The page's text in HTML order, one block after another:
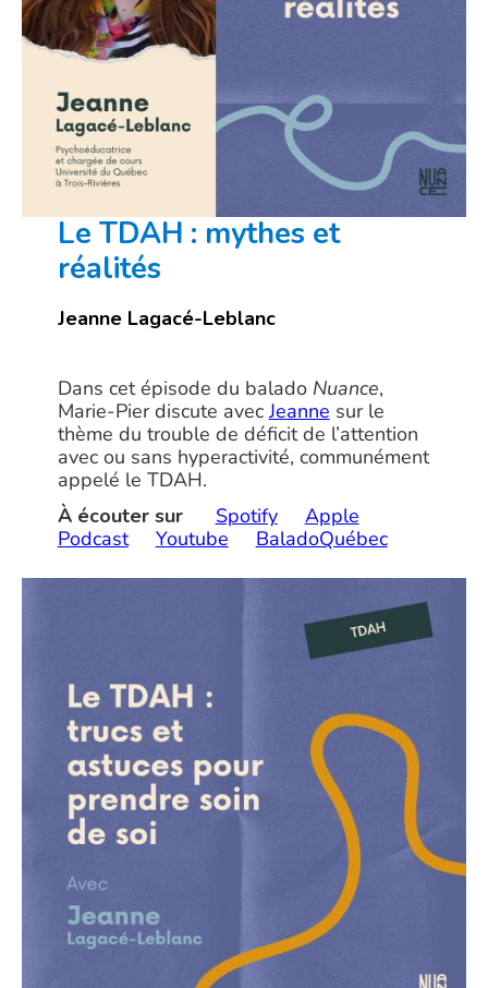
Le TDAH : mythes et
réalités
Jeanne Lagacé-Leblanc
Dans cet épisode du balado Nuance,
Marie-Pier discute avecJeanne sur le
thème du trouble de déficit de l’attention
avec ou sans hyperactivité, communément
appelé le TDAH.
À écouter sur Spotify
Apple
Podcast
Youtube BaladoQuébec